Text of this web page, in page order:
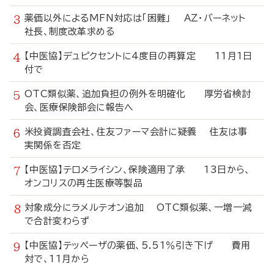
薬価以外によるMFN対応は「困難」 AZ・バーネット
社長、制度改革求める
【中医協】デュピクセントに4度目の再算定 11月1日
付で
OTC類似薬、追加負担の例外を明確化 厚労省検討
会、医療保険部会に報告へ
米投資調査会社、住友ファーマ会計に疑義 住友は事
実関係を否定
【中医協】テロメライシン、保険適用了承 13日から、
オンコリスの再生医療等製品
対象成分にラメルテオン追加 OTC類似薬、一増一減
で合計変わらず
【中医協】テッペーザの薬価、5.51％引き下げ 費用
対で、11月から